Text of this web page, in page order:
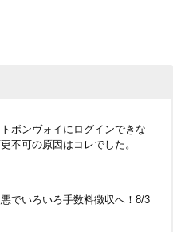
ペーン！9/17まで
メリットを解説
トボンヴォイにログインできな
不可の原因はコレでした。
でいろいろ手数料徴収へ！8/3